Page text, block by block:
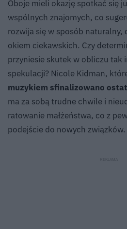
Oboje mieli okazję spotkać się
wspólnych znajomych, co
rozwija się w sposób naturalny,
okiem ciekawskich. Czy
przyniesie skutek w obliczu tak
spekulacji? Nicole Kidman,
muzykiem sfinalizowano
ma za sobą trudne chwile i
ratowanie małżeństwa, co z
podejście do nowych związków.